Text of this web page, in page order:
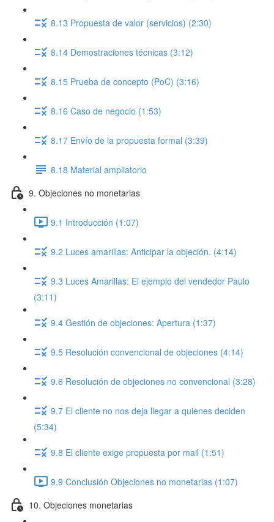
8.13 Propuesta de valor (servicios) (2:30)
8.14 Demostraciones técnicas (3:12)
8.15 Prueba de concepto (PoC) (3:16)
8.16 Caso de negocio (1:53)
8.17 Envío de la propuesta formal (3:39)
8.18 Material ampliatorio
9. Objeciones no monetarias
9.1 Introducción (1:07)
9.2 Luces amarillas: Anticipar la objeción. (4:14)
9.3 Luces Amarillas: El ejemplo del vendedor Paulo
(3:11)
9.4 Gestión de objeciones: Apertura (1:37)
9.5 Resolución convencional de objeciones (4:14)
9.6 Resolución de objeciones no convencional (3:28)
9.7 El cliente no nos deja llegar a quienes deciden
(5:34)
9.8 El cliente exige propuesta por mail (1:51)
9.9 Conclusión Objeciones no monetarias (1:07)
10. Objeciones monetarias